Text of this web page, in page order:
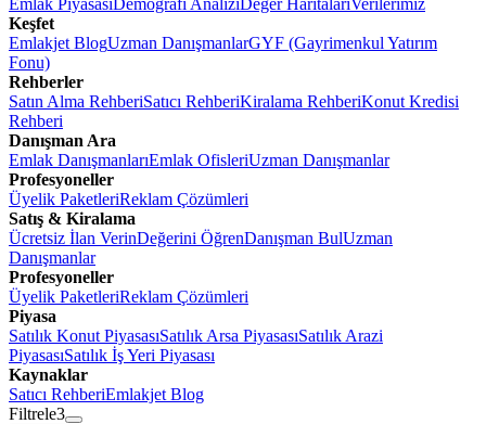
Emlak PiyasasıDemografi AnaliziDeğer HaritalarıVerilerimiz
Keşfet
Emlakjet BlogUzman DanışmanlarGYF (Gayrimenkul Yatırım
Fonu)
Rehberler
Satın Alma RehberiSatıcı RehberiKiralama RehberiKonut Kredisi
Rehberi
Danışman Ara
Emlak DanışmanlarıEmlak OfisleriUzman Danışmanlar
Profesyoneller
Üyelik PaketleriReklam Çözümleri
Satış & Kiralama
Ücretsiz İlan VerinDeğerini ÖğrenDanışman BulUzman
Danışmanlar
Profesyoneller
Üyelik PaketleriReklam Çözümleri
Piyasa
Satılık Konut PiyasasıSatılık Arsa PiyasasıSatılık Arazi
PiyasasıSatılık İş Yeri Piyasası
Kaynaklar
Satıcı RehberiEmlakjet Blog
Filtrele3